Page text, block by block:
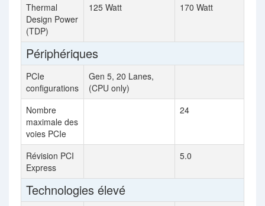
Thermal
Design Power
(TDP)
125 Watt 170 Watt
Périphériques
PCIe
configurations
Gen 5, 20 Lanes,
(CPU only)
Nombre
maximale des
voies PCIe
24
Révision PCI
Express
5.0
Technologies élevé